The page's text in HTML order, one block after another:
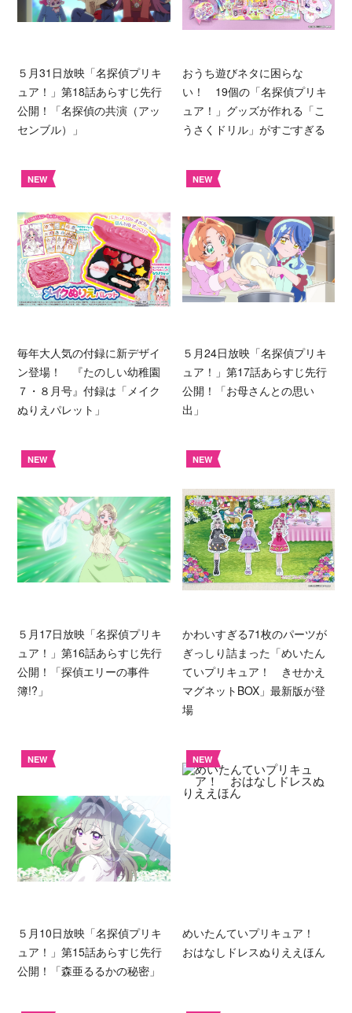
５月31日放映「名探偵プリキ
ュア！」第18話あらすじ先行
公開！「名探偵の共演（アッ
センブル）」
おうち遊びネタに困らな
い！ 19個の「名探偵プリキ
ュア！」グッズが作れる「こ
うさくドリル」がすごすぎる
NEW
毎年大人気の付録に新デザイ
ン登場！ 『たのしい幼稚園
７・８月号』付録は「メイク
ぬりえパレット」
NEW
５月24日放映「名探偵プリキ
ュア！」第17話あらすじ先行
公開！「お母さんとの思い
出」
NEW
５月17日放映「名探偵プリキ
ュア！」第16話あらすじ先行
公開！「探偵エリーの事件
簿!?」
NEW
かわいすぎる71枚のパーツが
ぎっしり詰まった「めいたん
ていプリキュア！ きせかえ
マグネットBOX」最新版が登
場
NEW
５月10日放映「名探偵プリキ
ュア！」第15話あらすじ先行
公開！「森亜るるかの秘密」
NEW
めいたんていプリキュア！
おはなしドレスぬりええほん